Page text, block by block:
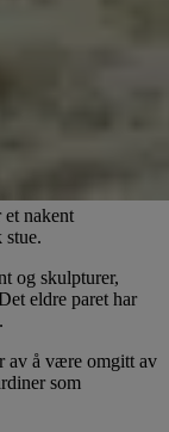
nakent
og skulpturer,
eldre paret har
av å være omgitt av
som